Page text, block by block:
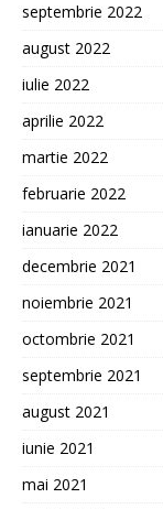
septembrie 2022
august 2022
iulie 2022
aprilie 2022
martie 2022
februarie 2022
ianuarie 2022
decembrie 2021
noiembrie 2021
octombrie 2021
septembrie 2021
august 2021
iunie 2021
mai 2021